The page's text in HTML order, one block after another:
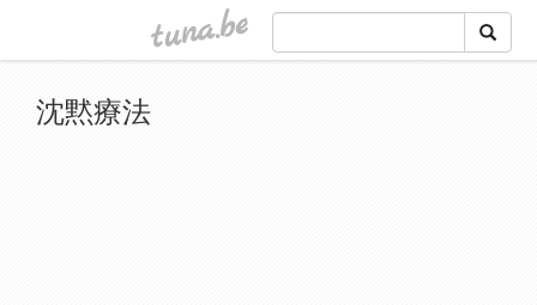
tuna.be
沈黙療法